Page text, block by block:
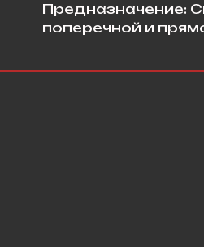
Предназначение:
поперечной и